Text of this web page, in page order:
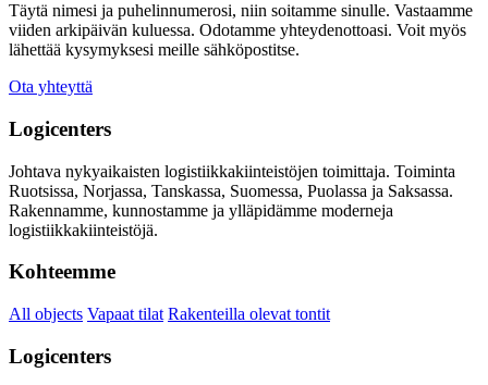
Täytä nimesi ja puhelinnumerosi, niin soitamme sinulle. Vastaamme
viiden arkipäivän kuluessa. Odotamme yhteydenottoasi. Voit myös
lähettää kysymyksesi meille sähköpostitse.
Ota yhteyttä
Logicenters
Johtava nykyaikaisten logistiikkakiinteistöjen toimittaja. Toiminta
Ruotsissa, Norjassa, Tanskassa, Suomessa, Puolassa ja Saksassa.
Rakennamme, kunnostamme ja ylläpidämme moderneja
logistiikkakiinteistöjä.
Kohteemme
All objects Vapaat tilat Rakenteilla olevat tontit
Logicenters